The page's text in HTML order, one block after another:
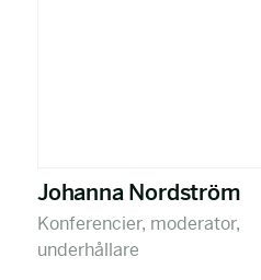
Johanna Nordström
Konferencier, moderator,
underhållare